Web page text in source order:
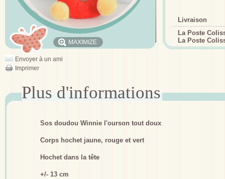
MAXIMIZE
Envoyer à un ami
Imprimer
Livraison
La Poste
La Poste
Sos doudou Winnie l'ourson tout doux
Corps hochet jaune, rouge et vert
Hochet dans la tête
+/- 13 cm